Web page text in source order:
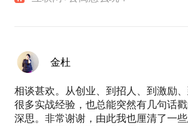
金杜
相谈甚欢。从创业、到招人、到激励、
很多实战经验，也总能突然有几句话
深思。非常谢谢，由此我也厘清了一